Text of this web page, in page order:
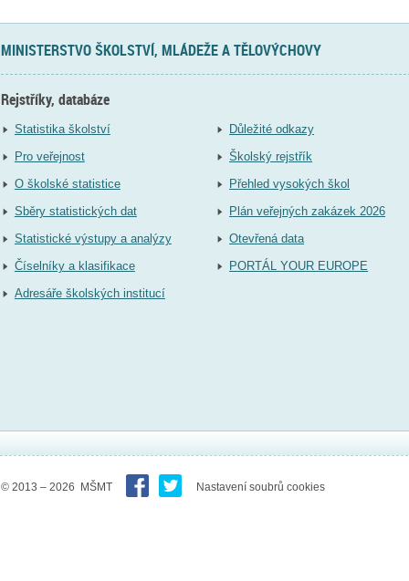
MINISTERSTVO ŠKOLSTVÍ, MLÁDEŽE A TĚLOVÝCHOVY
Rejstříky, databáze
Statistika školství
Pro veřejnost
O školské statistice
Sběry statistických dat
Statistické výstupy a analýzy
Číselníky a klasifikace
Adresáře školských institucí
Důležité odkazy
Školský rejstřík
Přehled vysokých škol
Plán veřejných zakázek 2026
Otevřená data
PORTÁL YOUR EUROPE
© 2013 – 2026 MŠMT Nastavení soubrů cookies